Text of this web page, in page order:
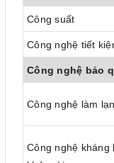
Công suất
Công nghệ tiết
Công nghệ bảo
Công nghệ làm
Công nghệ kháng